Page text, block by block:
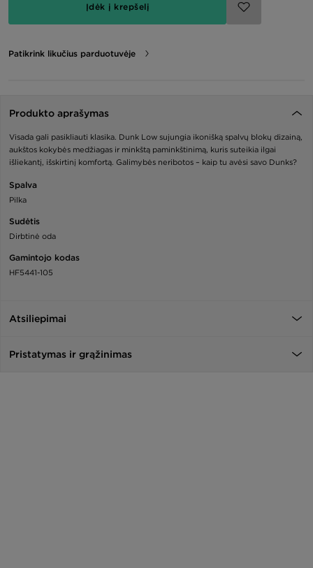
Įdėk į krepšelį
Patikrink likučius parduotuvėje
Produkto aprašymas
Visada gali pasikliauti klasika. Dunk Low sujungia ikonišką spalvų blokų dizainą,
aukštos kokybės medžiagas ir minkštą paminkštinimą, kuris suteikia ilgai
išliekantį, išskirtinį komfortą. Galimybės neribotos – kaip tu avėsi savo Dunks?
Spalva
Pilka
Sudėtis
Dirbtinė oda
Gamintojo kodas
HF5441-105
Atsiliepimai
Pristatymas ir grąžinimas